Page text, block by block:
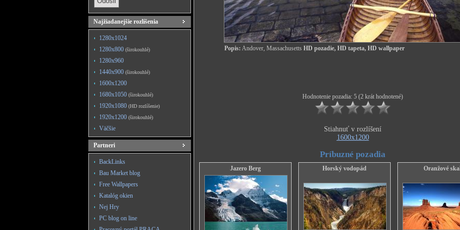
Najžiadanejšie rozlíšenia
1280x1024
1280x800 (širokouhlé)
1280x960
1440x900 (širokouhlé)
1600x1200
1680x1050 (širokouhlé)
1920x1080 (HD rozlíšenie)
1920x1200 (širokouhlé)
Väčšie
Partneri
BackLinks
Bau Market blog
Free Wallpapers
Katalóg okien
Nej Hry
PC blog on line
Popis: Andover, Massachusetts HD pozadie, HD tapeta, HD wallpaper
Hodnotenie pozadia: 5 (2 krát hodnotené)
Stiahnuť v rozlíšení
1600x1200
Príbuzné pozadia
Jazero Berg Horský vodopád Oranžové